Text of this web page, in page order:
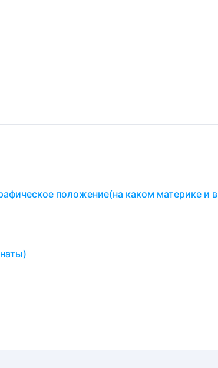
положение(на каком материке и в